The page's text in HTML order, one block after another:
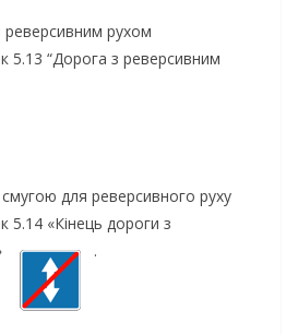
рухом
5.13 “Дорога з реверсивним
смугою для реверсивного руху
5.14 «Кінець дороги з
.